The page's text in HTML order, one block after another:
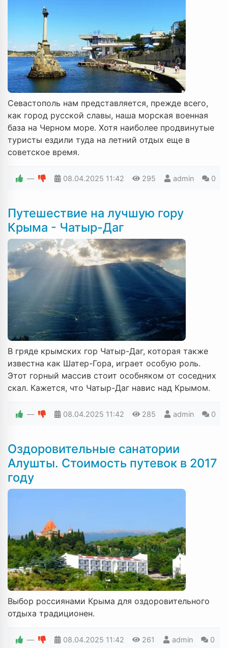
Севастополь нам представляется, прежде всего,
как город русской славы, наша морская военная
база на Черном море. Хотя наиболее продвинутые
туристы ездили туда на летний отдых еще в
советское время.
— 08.04.2025 11:42 295 admin 0
Путешествие на лучшую гору
Крыма - Чатыр-Даг
В гряде крымских гор Чатыр-Даг, которая также
известна как Шатер-Гора, играет особую роль.
Этот горный массив стоит особняком от соседних
скал. Кажется, что Чатыр-Даг навис над Крымом.
— 08.04.2025 11:42 285 admin 0
Оздоровительные санатории
Алушты. Стоимость путевок в 2017
году
Выбор россиянами Крыма для оздоровительного
отдыха традиционен.
— 08.04.2025 11:42 261 admin 0